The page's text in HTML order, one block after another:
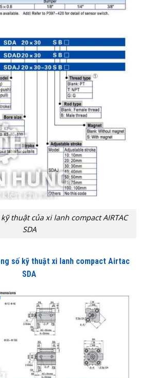
thuật của xi lanh compact AIRTAC
SDA
số kỹ thuật xi lanh compact Airtac
SDA